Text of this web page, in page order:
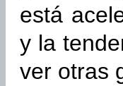
está
y la
ver otras